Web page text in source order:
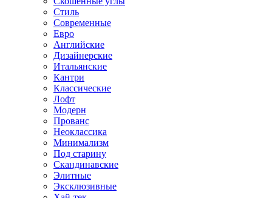
Стиль
Современные
Евро
Английские
Дизайнерские
Итальянские
Кантри
Классические
Лофт
Модерн
Прованс
Неоклассика
Минимализм
Под старину
Скандинавские
Элитные
Эксклюзивные